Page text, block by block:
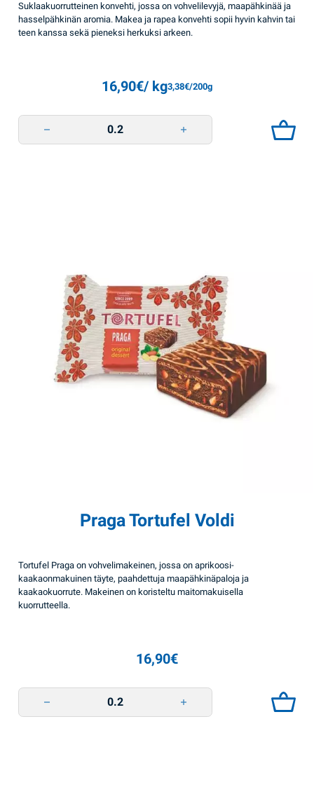
Suklaakuorrutteinen konvehti, jossa on vohvelilevyjä, maapähkinää ja
hasselpähkinän aromia. Makea ja rapea konvehti sopii hyvin kahvin tai
teen kanssa sekä pieneksi herkuksi arkeen.
16,90€/ kg3,38€/200g
Praga Tortufel Voldi
Tortufel Praga on vohvelimakeinen, jossa on aprikoosi-
kaakaonmakuinen täyte, paahdettuja maapähkinäpaloja ja
kaakaokuorrute. Makeinen on koristeltu maitomakuisella
kuorrutteella.
16,90€